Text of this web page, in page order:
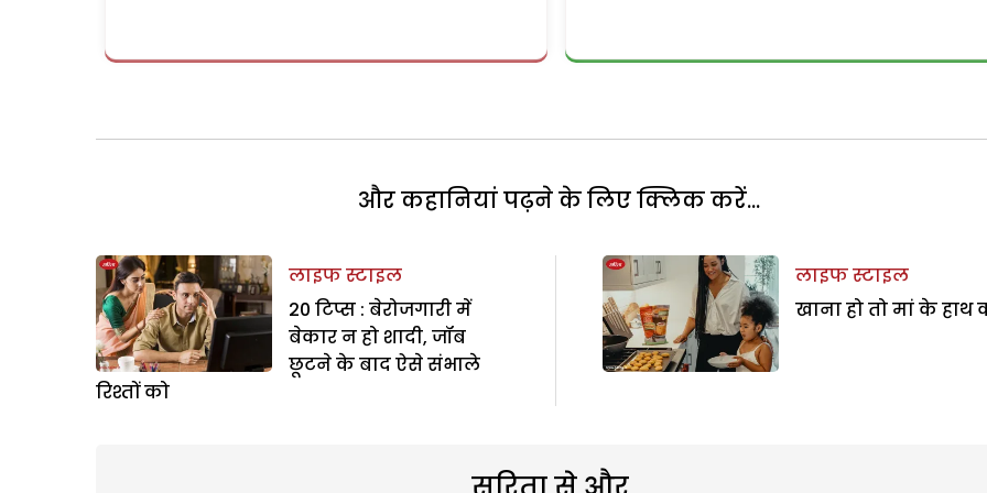
और कहानियां पढ़ने के लिए क्लिक करें...
लाइफ स्टाइल
20 टिप्स : बेरोजगारी में
बेकार न हो शादी, जॉब
छूटने के बाद ऐसे संभाले
रिश्तों को
लाइफ स्टाइल
खाना हो तो मां के हाथ